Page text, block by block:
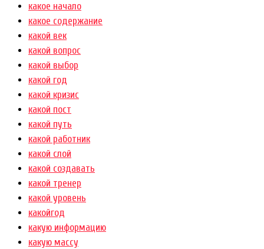
какое начало
какое содержание
какой век
какой вопрос
какой выбор
какой год
какой кризис
какой пост
какой путь
какой работник
какой слой
какой создавать
какой тренер
какой уровень
какойгод
какую информацию
какую массу